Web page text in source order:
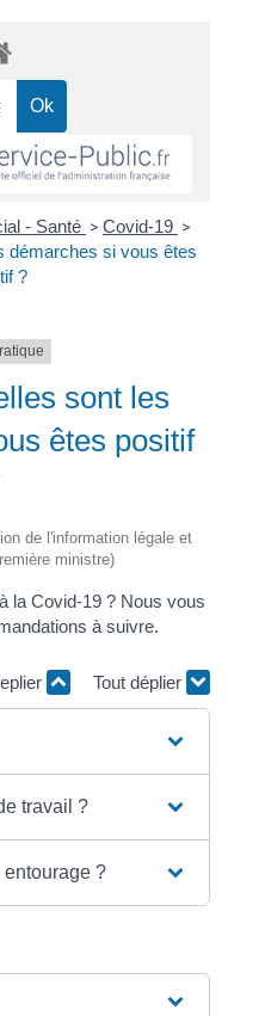
- Santé > Covid-19 >
démarches si vous êtes
?
sont les
êtes positif
de l'information légale et
ministre)
la Covid-19 ? Nous vous
à suivre.
Tout déplier
travail ?
?